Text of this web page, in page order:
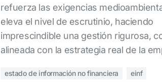
refuerza las exigencias
eleva el nivel de escrutinio, haciendo
imprescindible una gestión rigurosa,
alineada con la estrategia real de la
estado de información no financiera
einf